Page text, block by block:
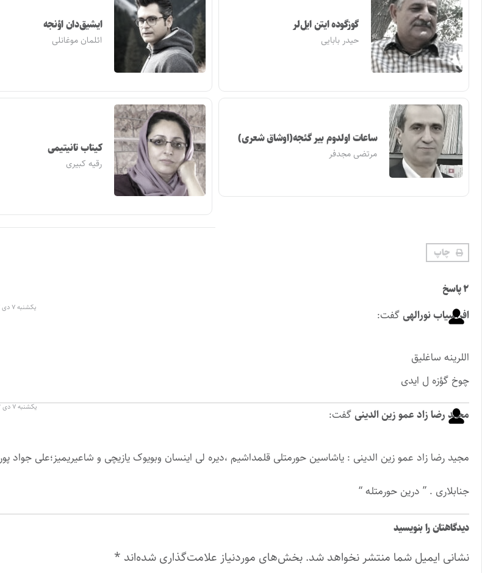
گوزگوده ایتن ایل‌لر
حیدر بابایی
ایشیق‌دان اؤنجه
ائلمان موغانلی
ساعات اولدوم بیر گئجه(اوشاق شعری)
مرتضی مجدفر کیتاب تانیتیمی
رقیه کبیری
چاپ
۲ پاسخ
افراسیاب نورالهیگفت: یکشنبه ۷ دی ۱۳۹۳ در ۱۸:۴۱
اللرینه ساغلیق
چوخ گؤزه ل ایدی
مجید رضا زاد عمو زین الدینیگفت: یکشنبه ۷ دی ۱۳۹۳ در ۱۳:۱۲
مجید رضا زاد عمو زین الدینی : یاشاسین حورمتلی قلمداشیم ،دیره لی اینسان وبویوک یازیچی و شاعیریمیز؛علی جواد پور
جنابلاری . ” درین حورمتله “
دیدگاهتان را بنویسید
نشانی ایمیل شما منتشر نخواهد شد. بخش‌های موردنیاز علامت‌گذاری شده‌اند *